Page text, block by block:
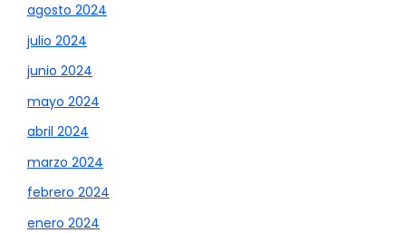
agosto 2024
julio 2024
junio 2024
mayo 2024
abril 2024
marzo 2024
febrero 2024
enero 2024